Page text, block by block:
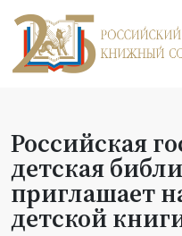
Российская
детская
приглашает
детской